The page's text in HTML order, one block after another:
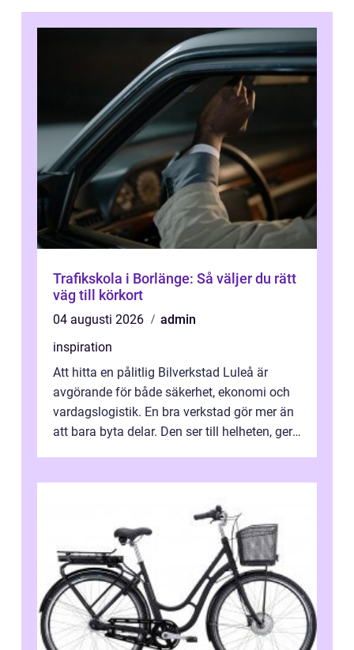
Trafikskola i Borlänge: Så väljer du rätt
väg till körkort
04 augusti 2026
admin
inspiration
Att hitta en pålitlig Bilverkstad Luleå är
avgörande för både säkerhet, ekonomi och
vardagslogistik. En bra verkstad gör mer än
att bara byta delar. Den ser till helheten, ger